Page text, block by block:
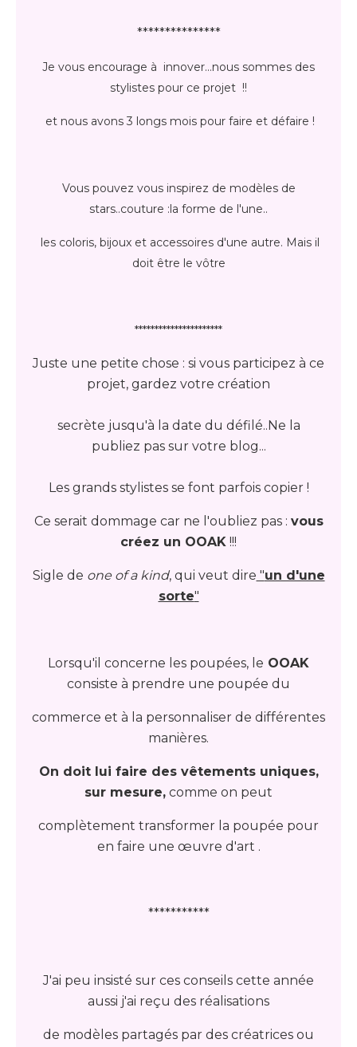
***************
Je vous encourage à innover...nous sommes des
stylistes pour ce projet !!
et nous avons 3 longs mois pour faire et défaire !
Vous pouvez vous inspirez de modèles de
stars..couture :la forme de l'une..
les coloris, bijoux et accessoires d'une autre. Mais il
doit être le vôtre
**********************
Juste une petite chose : si vous participez à ce
projet, gardez votre création
secrète jusqu'à la date du défilé..Ne la
publiez pas sur votre blog...
Les grands stylistes se font parfois copier !
Ce serait dommage car ne l'oubliez pas : vous
créez un OOAK !!!
Sigle de one of a kind, qui veut dire "un d'une
sorte"
Lorsqu'il concerne les poupées, le OOAK
consiste à prendre une poupée du
commerce et à la personnaliser de différentes
manières.
On doit lui faire des vêtements uniques,
sur mesure, comme on peut
complètement transformer la poupée pour
en faire une œuvre d'art .
***********
J'ai peu insisté sur ces conseils cette année
aussi j'ai reçu des réalisations
de modèles partagés par des créatrices ou